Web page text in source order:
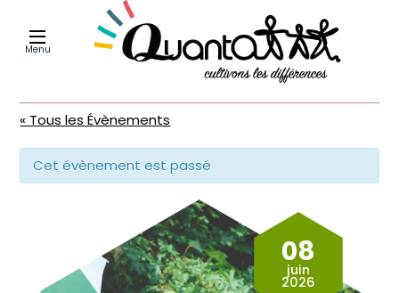
Menu
« Tous les Évènements
Cet évènement est passé
08
juin
2026